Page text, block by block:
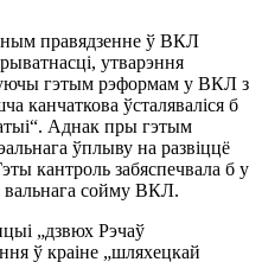
правядзенне ў ВКЛ
утварэння
гэтым рэформам у ВКЛ з
канчаткова ўсталяваліся б
Аднак пры гэтым
ўплыву на развіццё
кантроль забяспечвала б у
вальнага сойму ВКЛ.
„дзвюх Рэчаў
ў краіне „шляхецкай